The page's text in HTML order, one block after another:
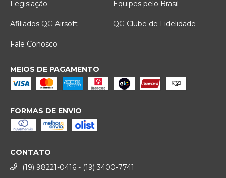
Legislação Equipes pelo Brasil
Afiliados QG Airsoft QG Clube de Fidelidade
Fale Conosco
MEIOS DE PAGAMENTO
FORMAS DE ENVIO
CONTATO
(19) 98221-0416 - (19) 3400-7741